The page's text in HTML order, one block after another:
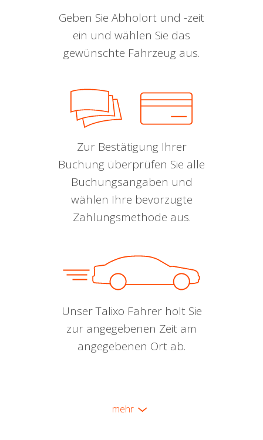
Geben Sie Abholort und -zeit
ein und wählen Sie das
gewünschte Fahrzeug aus.
Zur Bestätigung Ihrer
Buchung überprüfen Sie alle
Buchungsangaben und
wählen Ihre bevorzugte
Zahlungsmethode aus.
Unser Talixo Fahrer holt Sie
zur angegebenen Zeit am
angegebenen Ort ab.
mehr